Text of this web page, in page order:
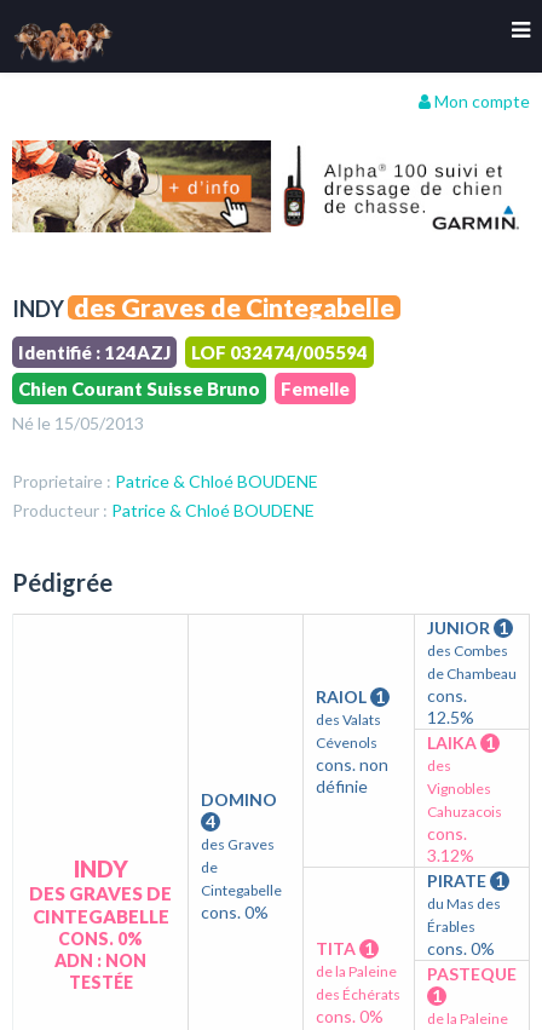
Mon compte
INDY des Graves de Cintegabelle
Identifié : 124AZJ
LOF 032474/005594
Chien Courant Suisse Bruno
Femelle
Né le 15/05/2013
Proprietaire : Patrice & Chloé BOUDENE
Producteur : Patrice & Chloé BOUDENE
Pédigrée
INDY
DES GRAVES DE
CINTEGABELLE
CONS. 0%
ADN : NON
TESTÉE
DOMINO
4
des Graves
de
Cintegabelle
cons. 0%
RAIOL 1
des Valats
Cévenols
cons. non
définie
JUNIOR 1
des Combes
de Chambeau
cons.
12.5%
LAIKA 1
des
Vignobles
Cahuzacois
cons.
3.12%
TITA 1
de la Paleine
des Échérats
cons. 0%
PIRATE 1
du Mas des
Érables
cons. 0%
PASTEQUE
1
de la Paleine